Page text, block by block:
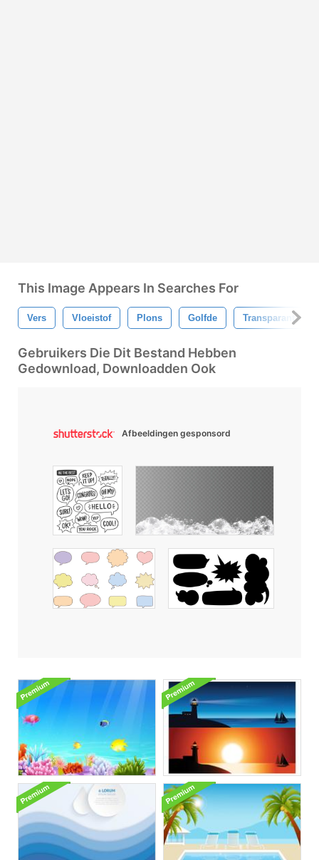
This Image Appears In Searches For
Vers Vloeistof Plons Golfde Transparant
Gebruikers Die Dit Bestand Hebben
Gedownload, Downloadden Ook
Afbeeldingen gesponsord